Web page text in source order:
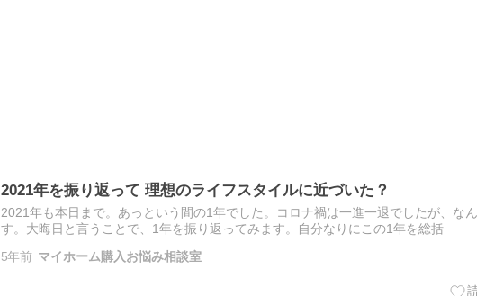
2021年を振り返って 理想のライフスタイルに近づいた？
2021年も本日まで。あっという間の1年でした。コロナ禍は一進一退でしたが、な
す。大晦日と言うことで、1年を振り返ってみます。自分なりにこの1年を総括
5年前 マイホーム購入お悩み相談室